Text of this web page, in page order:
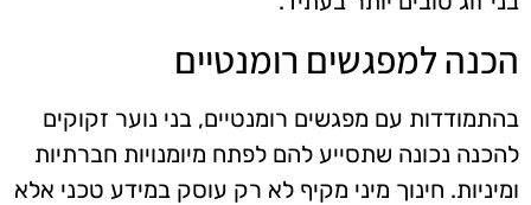
הכנה למפגשים רומנטיים
בהתמודדות עם מפגשים רומנטיים, בני נוער זקוקים
להכנה נכונה שתסייע להם לפתח מיומנויות חברתיות
ומיניות. חינוך מיני מקיף לא רק עוסק במידע טכני אלא